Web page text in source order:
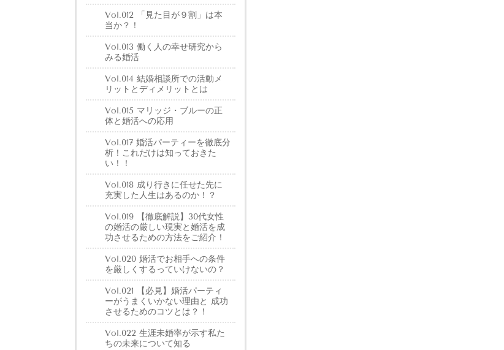
Vol.012 「見た目が９割」は本
当か？！
Vol.013 働く人の幸せ研究から
みる婚活
Vol.014 結婚相談所での活動メ
リットとディメリットとは
Vol.015 マリッジ・ブルーの正
体と婚活への応用
Vol.017 婚活パーティーを徹底分
析！これだけは知っておきた
い！！
Vol.018 成り行きに任せた先に
充実した人生はあるのか！？
Vol.019 【徹底解説】30代女性
の婚活の厳しい現実と婚活を成
功させるための方法をご紹介！
Vol.020 婚活でお相手への条件
を厳しくするっていけないの？
Vol.021 【必見】婚活パーティ
ーがうまくいかない理由と 成功
させるためのコツとは？！
Vol.022 生涯未婚率が示す私た
ちの未来について知る